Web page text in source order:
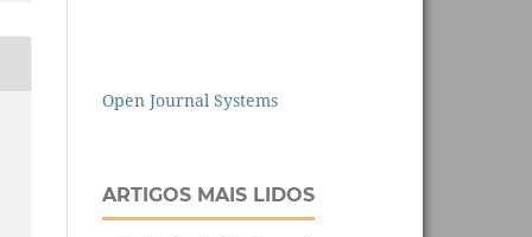
Open Journal Systems
ARTIGOS MAIS LIDOS